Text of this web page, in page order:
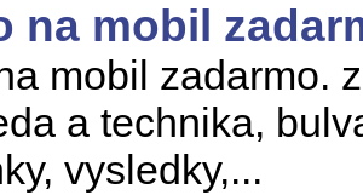
na mobil
mobil zadarmo.
a technika,
vysledky,...